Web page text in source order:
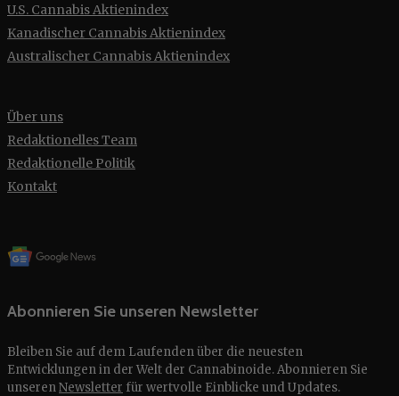
U.S. Cannabis Aktienindex
Kanadischer Cannabis Aktienindex
Australischer Cannabis Aktienindex
Über uns
Redaktionelles Team
Redaktionelle Politik
Kontakt
Abonnieren Sie unseren Newsletter
Bleiben Sie auf dem Laufenden über die neuesten
Entwicklungen in der Welt der Cannabinoide. Abonnieren Sie
unserenNewsletter für wertvolle Einblicke und Updates.